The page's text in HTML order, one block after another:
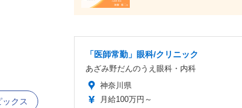
クス
「医師常勤」眼科/クリニック
あざみ野だんのうえ眼科・内科
神奈川県
月給100万円～